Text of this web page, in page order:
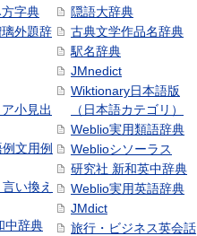
字典
外題辞
小見出
文用例
い換え
中辞典
隠語大辞典
古典文学作品名辞典
駅名辞典
JMnedict
Wiktionary日本語版
（日本語カテゴリ）
Weblio実用類語辞典
Weblioシソーラス
研究社 新和英中辞典
Weblio実用英語辞典
JMdict
旅行・ビジネス英会話